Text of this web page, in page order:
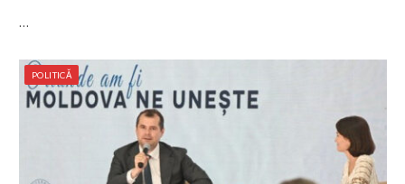
…
POLITICĂ